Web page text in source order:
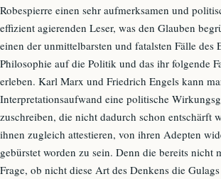
Robespierre einen sehr aufmerksamen und
effizient agierenden Leser, was den Glauben
einen der unmittelbarsten und fatalsten Fälle des
Philosophie auf die Politik und das ihr folgende
erleben. Karl Marx und Friedrich Engels kann
Interpretationsaufwand eine politische
zuschreiben, die nicht dadurch schon entschärft
ihnen zugleich attestieren, von ihren Adepten
gebürstet worden zu sein. Denn die bereits nicht
Frage, ob nicht diese Art des Denkens die